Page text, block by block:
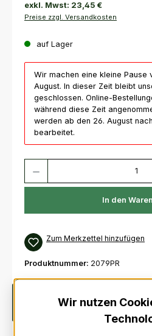
exkl. Mwst: 23,45 €
Preise zzgl. Versandkosten
auf Lager
Wir machen eine kleine Pause
August. In dieser Zeit bleibt
geschlossen. Online-
während diese Zeit
werden ab den 26. August
bearbeitet.
In den
Zum Merkzettel hinzufügen
Produktnummer: 2079PR
Beschreibung
Motiv. Hergestellt aus
Wir nutzen